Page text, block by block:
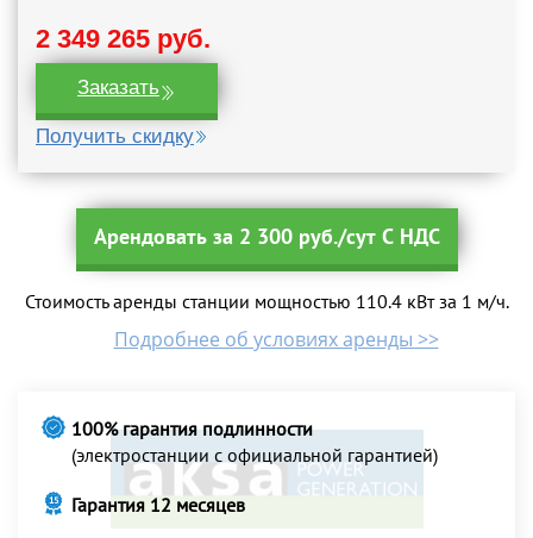
2 349 265 руб.
Заказать
Получить скидку
Арендовать за 2 300 руб./сут С НДС
Стоимость аренды станции мощностью 110.4 кВт за 1 м/ч.
Подробнее об условиях аренды >>
100% гарантия подлинности
(электростанции с официальной гарантией)
Гарантия 12 месяцев